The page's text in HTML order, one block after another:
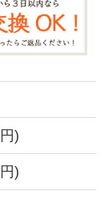
)
)